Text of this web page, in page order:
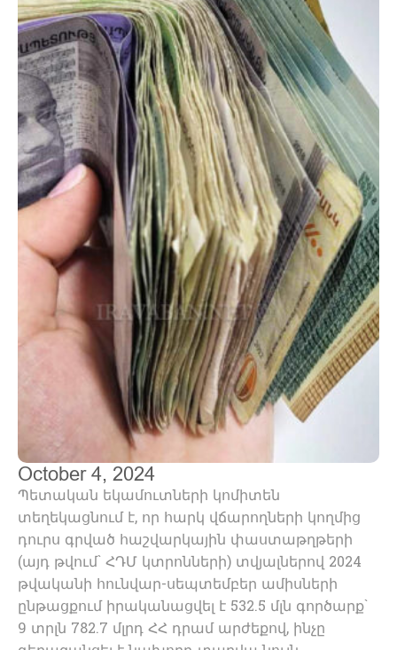
October 4, 2024
Պետական եկամուտների կոմիտեն
տեղեկացնում է, որ հարկ վճարողների կողմից
դուրս գրված հաշվարկային փաստաթղթերի
(այդ թվում` ՀԴՄ կտրոնների) տվյալներով 2024
թվականի հունվար-սեպտեմբեր ամիսների
ընթացքում իրականացվել է 532.5 մլն գործարք`
9 տրլն 782.7 մլրդ ՀՀ դրամ արժեքով, ինչը